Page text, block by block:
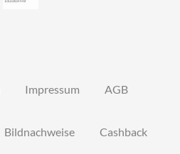
Impressum AGB
Bildnachweise Cashback